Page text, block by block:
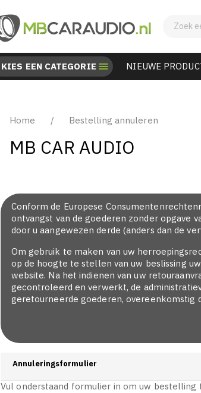
KIES EEN CATEGORIE  NIEUWE
Home Bestelling annuleren
MB CAR AUDIO
Conform de Europese
ontvangst van de goederen zonder opgave
door u aangewezen derde (anders dan de
Om gebruik te maken van uw
op de hoogte te stellen van uw beslissing
website. Na het indienen van uw
gecontroleerd en verwerkt, de
geretourneerde goederen, overeenkomstig
Annuleringsformulier
Vul onderstaand formulier in om uw